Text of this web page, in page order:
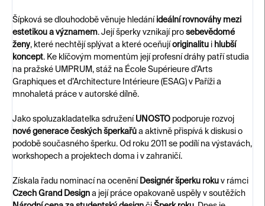
Šípková se dlouhodobě věnuje hledání ideální rovnováhy mezi
estetikou a významem. Její šperky vznikají pro sebevědomé
ženy, které nechtějí splývat a které oceňují originalitu i hlubší
koncept. Ke klíčovým momentům její profesní dráhy patří studia
na pražské UMPRUM, stáž na École Supérieure d’Arts
Graphiques et d’Architecture Intérieure (ESAG) v Paříži a
mnohaletá práce v autorské dílně.
Jako spoluzakladatelka sdružení UNOSTO podporuje rozvoj
nové generace českých šperkařů a aktivně přispívá k diskusi o
podobě současného šperku. Od roku 2011 se podílí na výstavách,
workshopech a projektech doma i v zahraničí.
Získala řadu nominací na ocenění Designér šperku roku v rámci
Czech Grand Design a její práce opakovaně uspěly v soutěžích